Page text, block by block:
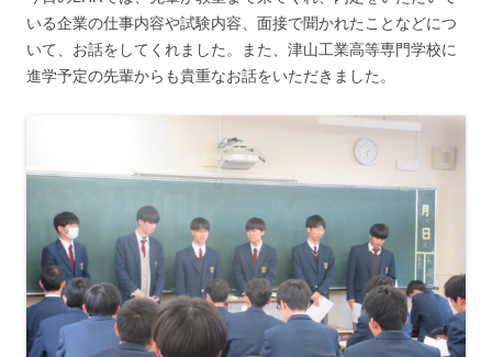
いる企業の仕事内容や試験内容、面接で聞かれたことなどにつ
いて、お話をしてくれました。また、津山工業高等専門学校に
進学予定の先輩からも貴重なお話をいただきました。